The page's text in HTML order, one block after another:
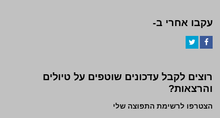
עקבו אחרי ב-
רוצים לקבל עדכונים שוטפים על טיולים
והרצאות?
הצטרפו לרשימת התפוצה שלי